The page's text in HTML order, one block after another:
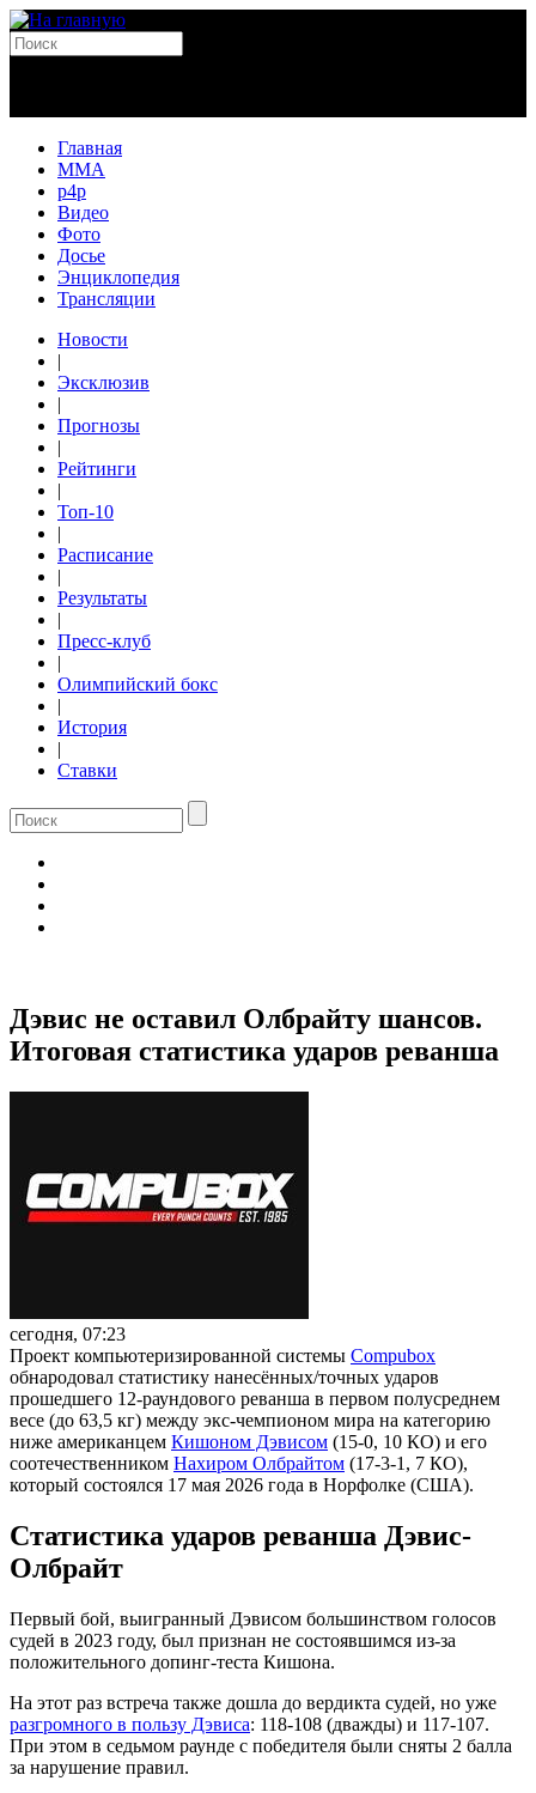
Главная
MMA
p4p
Видео
Фото
Досье
Энциклопедия
Трансляции
Новости
|
Эксклюзив
|
Прогнозы
|
Рейтинги
|
Топ-10
|
Расписание
|
Результаты
|
Пресс-клуб
|
Олимпийский бокс
|
История
|
Ставки
Дэвис не оставил Олбрайту шансов.
Итоговая статистика ударов реванша
сегодня, 07:23
Проект компьютеризированной системы Compubox
обнародовал статистику нанесённых/точных ударов
прошедшего 12-раундового реванша в первом полусреднем
весе (до 63,5 кг) между экс-чемпионом мира на категорию
ниже американцем Кишоном Дэвисом (15-0, 10 КО) и его
соотечественником Нахиром Олбрайтом (17-3-1, 7 КО),
который состоялся 17 мая 2026 года в Норфолке (США).
Статистика ударов реванша Дэвис-
Олбрайт
Первый бой, выигранный Дэвисом большинством голосов
судей в 2023 году, был признан не состоявшимся из-за
положительного допинг-теста Кишона.
На этот раз встреча также дошла до вердикта судей, но уже
разгромного в пользу Дэвиса: 118-108 (дважды) и 117-107.
При этом в седьмом раунде с победителя были сняты 2 балла
за нарушение правил.